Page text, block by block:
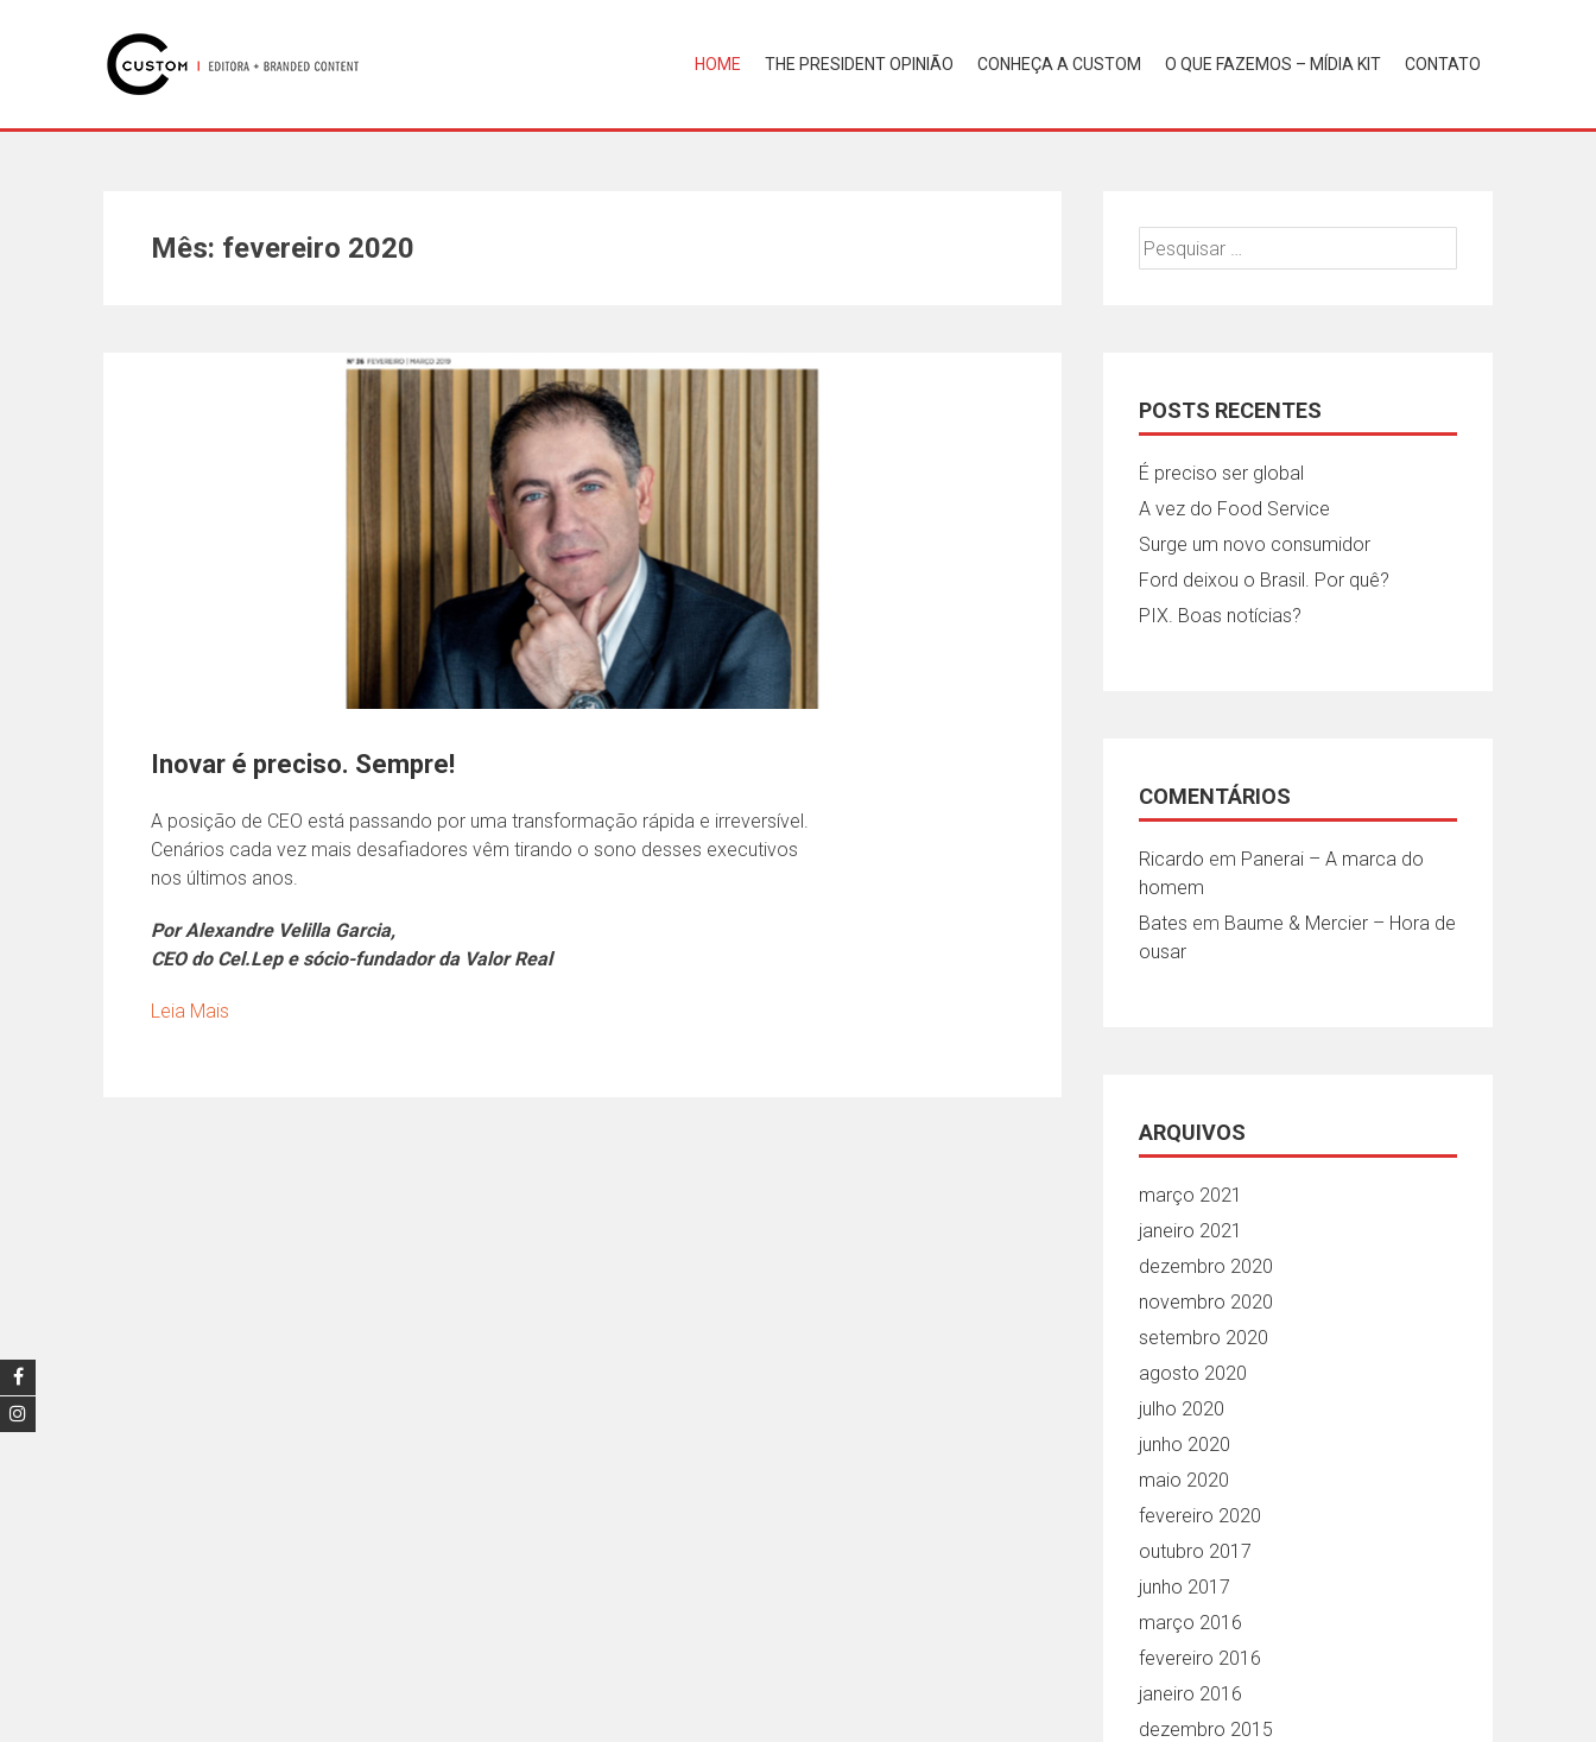
HOME THE PRESIDENT OPINIÃO CONHEÇA A CUSTOM O QUE FAZEMOS – MÍDIA KIT CONTATO
Mês: fevereiro 2020
Inovar é preciso. Sempre!
A posição de CEO está passando por uma transformação rápida e irreversível.
Cenários cada vez mais desafiadores vêm tirando o sono desses executivos
nos últimos anos.
Por Alexandre Velilla Garcia,
CEO do Cel.Lep e sócio-fundador da Valor Real
Leia Mais
Pesquisar
por:
POSTS RECENTES
É preciso ser global
A vez do Food Service
Surge um novo consumidor
Ford deixou o Brasil. Por quê?
PIX. Boas notícias?
COMENTÁRIOS
Ricardo em Panerai – A marca do
homem
Bates em Baume & Mercier – Hora de
ousar
ARQUIVOS
março 2021
janeiro 2021
dezembro 2020
novembro 2020
setembro 2020
agosto 2020
julho 2020
junho 2020
maio 2020
fevereiro 2020
outubro 2017
junho 2017
março 2016
fevereiro 2016
janeiro 2016
dezembro 2015